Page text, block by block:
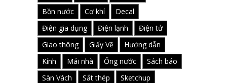
Bồn nước
Cơ khí
Decal
Điện gia dụng
Điện lạnh
Điện tử
Giao thông
Giấy Vẽ
Hướng dẫn
Kính
Mái nhà Ống nước
Sách báo
Sàn Vách
Sắt thép
Sketchup